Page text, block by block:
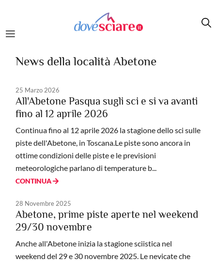
News della località Abetone
25 Marzo 2026
All'Abetone Pasqua sugli sci e si va avanti
fino al 12 aprile 2026
Continua fino al 12 aprile 2026 la stagione dello sci sulle
piste dell'Abetone, in Toscana.Le piste sono ancora in
ottime condizioni delle piste e le previsioni
meteorologiche parlano di temperature b...
CONTINUA
28 Novembre 2025
Abetone, prime piste aperte nel weekend
29/30 novembre
Anche all'Abetone inizia la stagione sciistica nel
weekend del 29 e 30 novembre 2025. Le nevicate che